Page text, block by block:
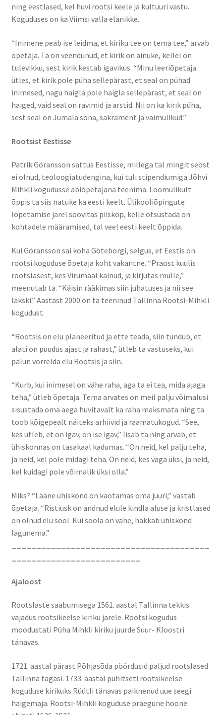
ning eestlased, kel huvi rootsi keele ja kultuuri vastu.
Koguduses on ka Viimsi valla elanikke.
“Inimene peab ise leidma, et kiriku tee on tema tee,” arvab
õpetaja. Ta on veendunud, et kirik on ainuke, kellel on
tulevikku, sest kirik kestab igavikus. “Minu leeriõpetaja
ütles, et kirik pole püha sellepärast, et seal on pühad
inimesed, nagu haigla pole haigla sellepärast, et seal on
haiged, vaid seal on ravimid ja arstid. Nii on ka kirik püha,
sest seal on Jumala sõna, sakrament ja vaimulikud.”
Rootsist Eestisse
Patrik Göransson sattus Eestisse, millega tal mingit seost
ei olnud, teoloogiatudengina, kui tuli stipendiumiga Jõhvi
Mihkli kogudusse abiõpetajana teenima. Loomulikult
õppis ta siis natuke ka eesti keelt. Ülikooliõpingute
lõpetamise järel soovitas piiskop, kelle otsustada on
kohtadele määramised, tal veel eesti keelt õppida.
Kui Göransson sai koha Göteborgi, selgus, et Eestis on
rootsi koguduse õpetaja koht vakantne. “Praost kuulis
rootslasest, kes Virumaal käinud, ja kirjutas mulle,”
meenutab ta. “Käisin rääkimas siin juhatuses ja nii see
läkski.” Aastast 2000 on ta teeninud Tallinna Rootsi-Mihkli
kogudust.
“Rootsis on elu planeeritud ja ette teada, siin tundub, et
alati on puudus ajast ja rahast,” ütleb ta vastuseks, kui
palun võrrelda elu Rootsis ja siin.
“Kurb, kui inimesel on vähe raha, aga ta ei tea, mida ajaga
teha,” ütleb õpetaja. Tema arvates on meil palju võimalusi
sisustada oma aega huvitavalt ka raha maksmata ning ta
toob kõigepealt näiteks arhiivid ja raamatukogud. “See,
kes ütleb, et on igav, on ise igav,” lisab ta ning arvab, et
ühiskonnas on tasakaal kadumas. “On neid, kel palju teha,
ja neid, kel pole midagi teha. On neid, kes väga üksi, ja neid,
kel kuidagi pole võimalik üksi olla.”
Miks? “Lääne ühiskond on kaotamas oma juuri,” vastab
õpetaja. “Ristiusk on andnud elule kindla aluse ja kristlased
on olnud elu sool. Kui soola on vähe, hakkab ühiskond
lagunema.”
Ajaloost
Rootslaste saabumisega 1561. aastal Tallinna tekkis
vajadus rootsikeelse kiriku järele. Rootsi kogudus
moodustati Püha Mihkli kiriku juurde Suur- Kloostri
tänavas.
1721. aastal pärast Põhjasõda pöördusid paljud rootslased
Tallinna tagasi. 1733. aastal pühitseti rootsikeelse
koguduse kirikuks Rüütli tänavas paiknenud uue seegi
haigemaja. Rootsi-Mihkli koguduse praegune hoone